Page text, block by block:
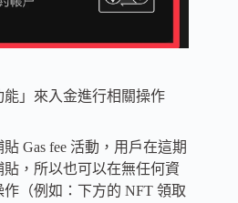
」來入金進行相關操作
Gas fee 活動，用戶在這期
，所以也可以在無任何資
（例如：下方的 NFT 領取